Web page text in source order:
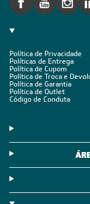
Política de Privacidade
Políticas de Entrega
Política de Cupom
Política de Troca e
Política de Garantia
Política de Outlet
Código de Conduta